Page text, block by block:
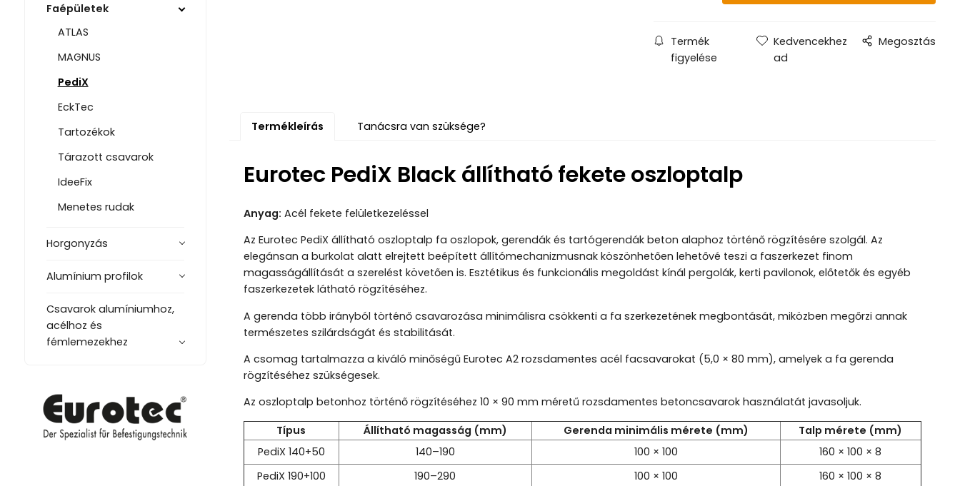
Faépületek
ATLAS
MAGNUS
PediX
EckTec
Tartozékok
Tárazott csavarok
IdeeFix
Menetes rudak
Horgonyzás
Alumínium profilok
Csavarok alumíniumhoz,
acélhoz és
fémlemezekhez
Termék
figyelése
Kedvencekhez
ad
Megosztás
Termékleírás Tanácsra van szüksége?
Eurotec PediX Black állítható fekete oszloptalp
Anyag: Acél fekete felületkezeléssel
Az Eurotec PediX állítható oszloptalp fa oszlopok, gerendák és tartógerendák beton alaphoz történő rögzítésére szolgál. Az
elegánsan a burkolat alatt elrejtett beépített állítómechanizmusnak köszönhetően lehetővé teszi a faszerkezet finom
magasságállítását a szerelést követően is. Esztétikus és funkcionális megoldást kínál pergolák, kerti pavilonok, előtetők és egyéb
faszerkezetek látható rögzítéséhez.
A gerenda több irányból történő csavarozása minimálisra csökkenti a fa szerkezetének megbontását, miközben megőrzi annak
természetes szilárdságát és stabilitását.
A csomag tartalmazza a kiváló minőségű Eurotec A2 rozsdamentes acél facsavarokat (5,0 × 80 mm), amelyek a fa gerenda
rögzítéséhez szükségesek.
Az oszloptalp betonhoz történő rögzítéséhez 10 × 90 mm méretű rozsdamentes betoncsavarok használatát javasoljuk.
Típus
Állítható magasság (mm) Gerenda minimális mérete (mm)
Talp mérete (mm)
PediX 140+50
140–190 100 × 100
160 × 100 × 8
PediX 190+100
190–290 100 × 100 160 × 100 × 8